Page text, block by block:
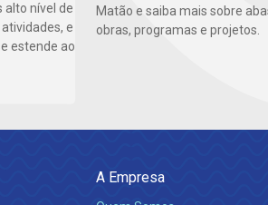
alto nível de
e
estende ao
Matão e saiba mais sobre
obras, programas e projetos.
A Empresa